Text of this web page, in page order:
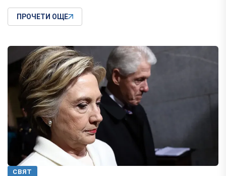
ПРОЧЕТИ ОЩЕ
СВЯТ